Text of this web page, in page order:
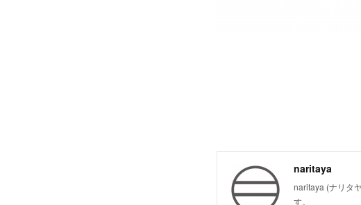
naritaya
naritaya (ナリタ
す。